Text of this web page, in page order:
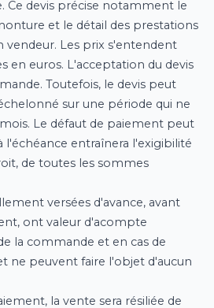
Ce devis précise notamment le
et le détail des prestations
vendeur. Les prix s'entendent
en euros. L'acceptation du devis
Toutefois, le devis peut
sur une période qui ne
Le défaut de paiement peut
entraînera l'exigibilité
de toutes les sommes
versées d'avance, avant
ont valeur d'acompte
la commande et en cas de
ne peuvent faire l'objet d'aucun
la vente sera résiliée de